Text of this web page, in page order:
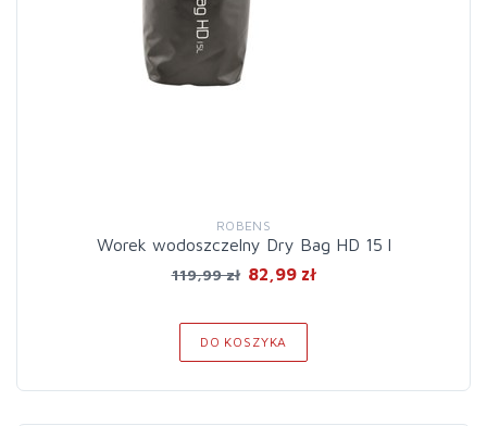
ROBENS
Worek wodoszczelny Dry Bag HD 15 l
119,99 zł 82,99 zł
DO KOSZYKA